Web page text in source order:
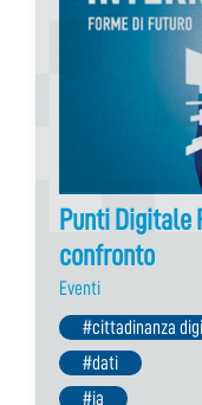
Punti Digitale
confronto
Eventi
#cittadinanza
#dati
#ia